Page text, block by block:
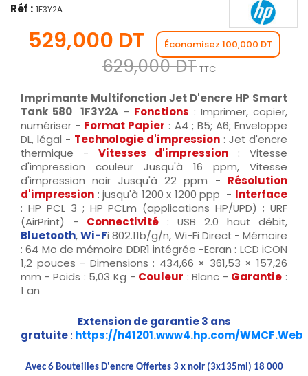
Réf : 1F3Y2A
529,000 DT Économisez 100,000 DT
629,000 DT TTC
Imprimante Multifonction Jet D'encre HP Smart
Tank 580 1F3Y2A - Fonctions : Imprimer, copier,
numériser - Format Papier : A4 ; B5; A6; Enveloppe
DL, légal - Technologie d'impression : Jet d'encre
thermique -
Vitesses d'impression : Vitesse
d'impression couleur Jusqu'à 16 ppm, Vitesse
d'impression noir Jusqu'à 22 ppm - Résolution
d'impression : jusqu'à 1200 x 1200 ppp - Interface
: HP PCL 3 ; HP PCLm (applications HP/UPD) ; URF
(AirPrint) - Connectivité
: USB 2.0 haut débit,
Bluetooth,Wi-Fi 802.11b/g/n, Wi-Fi Direct - Mémoire
: 64 Mo de mémoire DDR1 intégrée -Ecran : LCD iCON
1,2 pouces - Dimensions : 434,66 × 361,53 × 157,26
mm - Poids : 5,03 Kg - Couleur : Blanc - Garantie :
1 an
Extension de garantie 3 ans
gratuite: https://h41201.www4.hp.com/WMCF.Web
Avec 6 Bouteilles D'encre Offertes 3 x noir (3x135ml) 18 000